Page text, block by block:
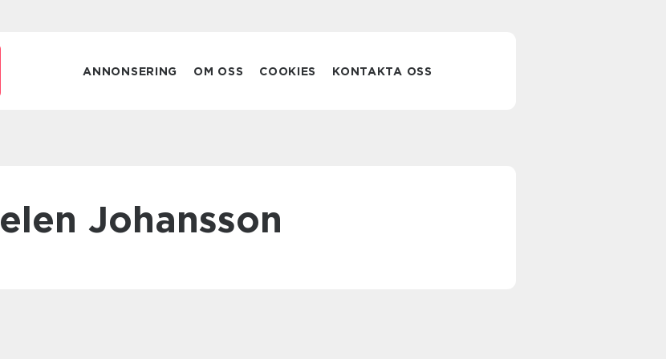
ANNONSERING OM OSS COOKIES KONTAKTA OSS
Helen Johansson